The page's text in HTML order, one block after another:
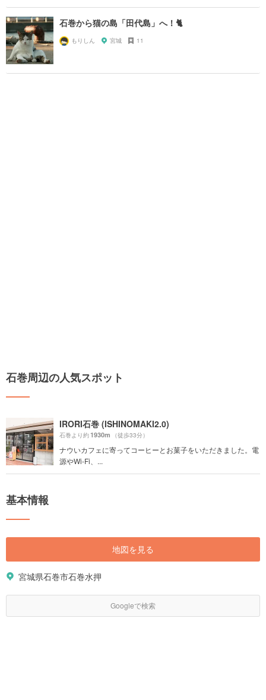
石巻から猫の島「田代島」へ！🐈
もりしん 宮城 11
石巻周辺の人気スポット
IRORI石巻 (ISHINOMAKI2.0)
石巻より約1930m （徒歩33分）
ナウいカフェに寄ってコーヒーとお菓子をいただきました。電
源やWi-Fi、...
基本情報
地図を見る
宮城県石巻市石巻水押
Googleで検索